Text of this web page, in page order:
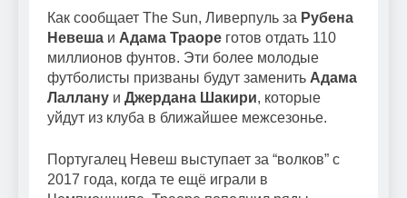
Как сообщает The Sun, Ливерпуль за Рубена
Невеша и Адама Траоре готов отдать 110
миллионов фунтов. Эти более молодые
футболисты призваны будут заменить Адама
Лаллану и Джердана Шакири, которые
уйдут из клуба в ближайшее межсезонье.
Португалец Невеш выступает за “волков” с
2017 года, когда те ещё играли в